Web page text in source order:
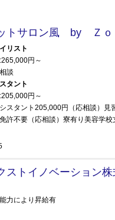
トサロン風 by Ｚｏ
リスト
円～
談
タント
円～
スタント205,000円（応相談）見
許不要（応相談）寮有り美容学校
ストイノベーション株
力により昇給有